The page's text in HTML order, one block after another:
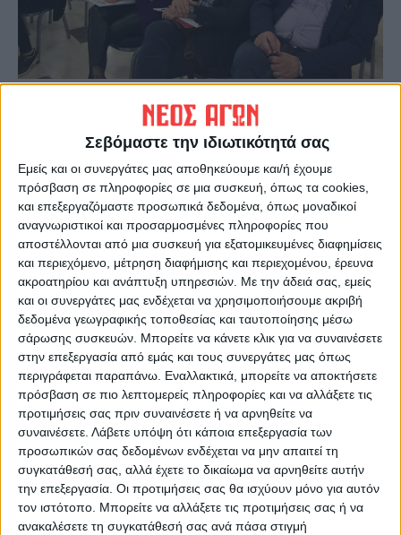
Σεβόμαστε την ιδιωτικότητά σας
Εμείς και οι συνεργάτες μας αποθηκεύουμε και/ή έχουμε
πρόσβαση σε πληροφορίες σε μια συσκευή, όπως τα cookies,
και επεξεργαζόμαστε προσωπικά δεδομένα, όπως μοναδικοί
αναγνωριστικοί και προσαρμοσμένες πληροφορίες που
αποστέλλονται από μια συσκευή για εξατομικευμένες διαφημίσεις
και περιεχόμενο, μέτρηση διαφήμισης και περιεχομένου, έρευνα
ακροατηρίου και ανάπτυξη υπηρεσιών. Με την άδειά σας, εμείς
και οι συνεργάτες μας ενδέχεται να χρησιμοποιήσουμε ακριβή
δεδομένα γεωγραφικής τοποθεσίας και ταυτοποίησης μέσω
σάρωσης συσκευών. Μπορείτε να κάνετε κλικ για να συναινέσετε
στην επεξεργασία από εμάς και τους συνεργάτες μας όπως
περιγράφεται παραπάνω. Εναλλακτικά, μπορείτε να αποκτήσετε
πρόσβαση σε πιο λεπτομερείς πληροφορίες και να αλλάξετε τις
προτιμήσεις σας πριν συναινέσετε ή να αρνηθείτε να
συναινέσετε. Λάβετε υπόψη ότι κάποια επεξεργασία των
προσωπικών σας δεδομένων ενδέχεται να μην απαιτεί τη
συγκατάθεσή σας, αλλά έχετε το δικαίωμα να αρνηθείτε αυτήν
την επεξεργασία. Οι προτιμήσεις σας θα ισχύουν μόνο για αυτόν
τον ιστότοπο. Μπορείτε να αλλάξετε τις προτιμήσεις σας ή να
ανακαλέσετε τη συγκατάθεσή σας ανά πάσα στιγμή
Τελευταίες Ειδήσεις Σήμερα
Ακολούθησε την εφημερίδα ΝΕΟΣ
ΑΓΩΝ στο Google News!
Όλες οι εξελίξεις στην περιοχή της
Καρδίτσας και ευρύτερα της Θεσσαλίας
ΠΡΟΗΓΟΥΜΕΝΟ ΑΡΘΡΟ ΕΠΟΜΕΝΟ ΑΡΘΡΟ